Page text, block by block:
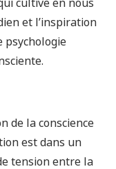
cultive en nous
et l’inspiration
psychologie
de la conscience
est dans un
tension entre la